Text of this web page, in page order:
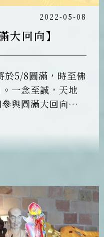
2022-05-08
大回向】
於5/8圓滿，時至佛
一念至誠，天地
與圓滿大回向，